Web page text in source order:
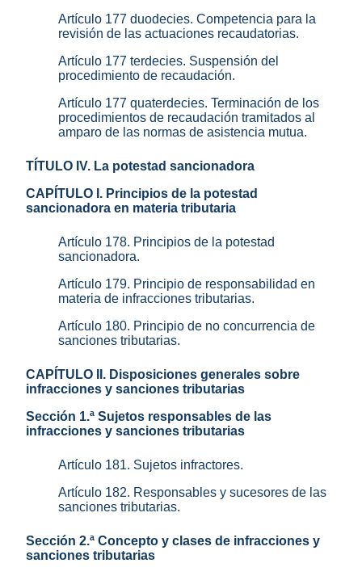
Artículo 177 duodecies. Competencia para la
revisión de las actuaciones recaudatorias.
Artículo 177 terdecies. Suspensión del
procedimiento de recaudación.
Artículo 177 quaterdecies. Terminación de los
procedimientos de recaudación tramitados al
amparo de las normas de asistencia mutua.
TÍTULO IV. La potestad sancionadora
CAPÍTULO I. Principios de la potestad
sancionadora en materia tributaria
Artículo 178. Principios de la potestad
sancionadora.
Artículo 179. Principio de responsabilidad en
materia de infracciones tributarias.
Artículo 180. Principio de no concurrencia de
sanciones tributarias.
CAPÍTULO II. Disposiciones generales sobre
infracciones y sanciones tributarias
Sección 1.ª Sujetos responsables de las
infracciones y sanciones tributarias
Artículo 181. Sujetos infractores.
Artículo 182. Responsables y sucesores de las
sanciones tributarias.
Sección 2.ª Concepto y clases de infracciones y
sanciones tributarias